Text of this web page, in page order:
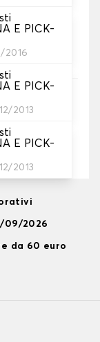
E PICK-
2016
E PICK-
2013
E PICK-
2013
icona
09/2026
da 60 euro